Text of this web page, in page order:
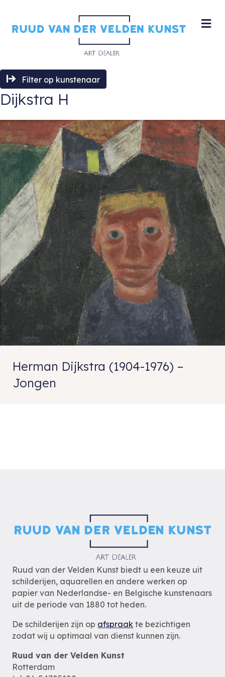
Filter op kunstenaar
Dijkstra H
Herman Dijkstra (1904-1976) –
Jongen
Ruud van der Velden Kunst biedt u een keuze uit
schilderijen, aquarellen en andere werken op
papier van Nederlandse- en Belgische kunstenaars
uit de periode van 1880 tot heden.
De schilderijen zijn op afspraak te bezichtigen
zodat wij u optimaal van dienst kunnen zijn.
Ruud van der Velden Kunst
Rotterdam